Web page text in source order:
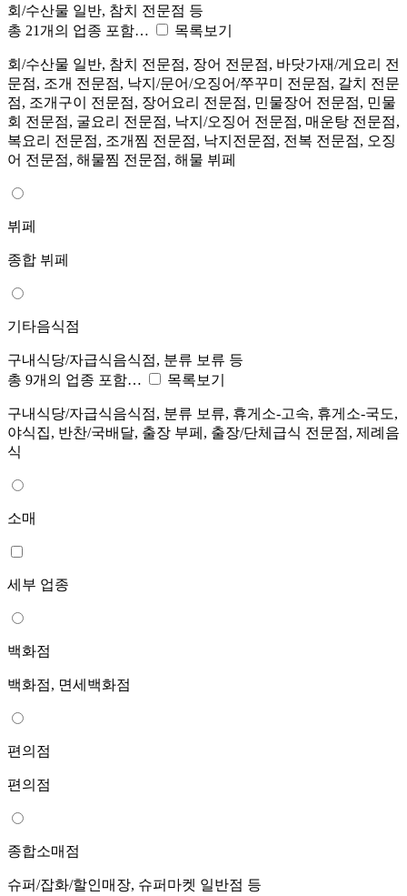
회/수산물 일반, 참치 전문점 등
총 21개의 업종 포함…
목록보기
회/수산물 일반, 참치 전문점, 장어 전문점, 바닷가재/게요리 전
문점, 조개 전문점, 낙지/문어/오징어/쭈꾸미 전문점, 갈치 전문
점, 조개구이 전문점, 장어요리 전문점, 민물장어 전문점, 민물
회 전문점, 굴요리 전문점, 낙지/오징어 전문점, 매운탕 전문점,
복요리 전문점, 조개찜 전문점, 낙지전문점, 전복 전문점, 오징
어 전문점, 해물찜 전문점, 해물 뷔페
뷔페
종합 뷔페
기타음식점
구내식당/자급식음식점, 분류 보류 등
총 9개의 업종 포함…
목록보기
구내식당/자급식음식점, 분류 보류, 휴게소-고속, 휴게소-국도,
야식집, 반찬/국배달, 출장 부페, 출장/단체급식 전문점, 제례음
식
소매
세부 업종
백화점
백화점, 면세백화점
편의점
편의점
종합소매점
슈퍼/잡화/할인매장, 슈퍼마켓 일반점 등